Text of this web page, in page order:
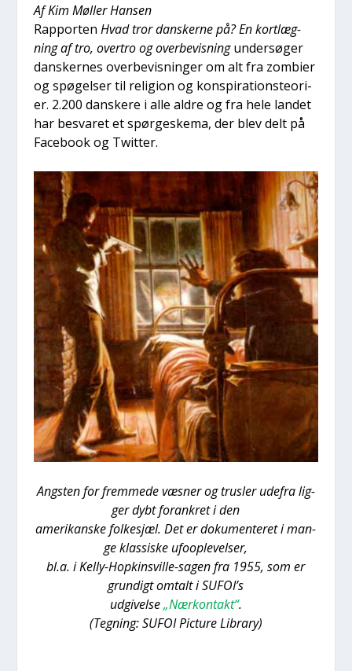
Af Kim Møl­ler Han­sen
Rap­por­ten Hvad tror dan­sker­ne på? En kort­læg­
ning af tro, over­tro og over­be­vis­ningunder­sø­ger
dan­sker­nes over­be­vis­nin­ger om alt fra zom­bi­er
og spø­gel­ser til reli­gion og kon­spira­tions­te­o­ri­
er. 2.200 dan­ske­re i alle aldre og fra hele lan­det
har besva­ret et spør­ge­ske­ma, der blev delt på
Face­book og Twit­ter.
Ang­sten for frem­me­de væs­ner og trus­ler ude­fra lig­
ger dybt for­ank­ret i den
ame­ri­kan­ske fol­kesjæl. Det er doku­men­te­ret i man­
ge klas­si­ske ufoop­le­vel­ser,
bl.a. i Kel­ly-Hopkinsvil­le-sagen fra 1955, som er
grun­digt omtalt i SUFOI’s
udgi­vel­se„Nær­kon­takt“.
(Teg­ning: SUFOI Pic­tu­re Library)